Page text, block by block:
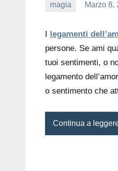
magia
Marzo 8,
editor
legamenti
persone. Se ami
tuoi sentimenti, o
legamento
o sentimento che
Continua a